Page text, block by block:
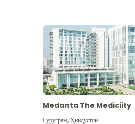
Medanta The Mediciity
Гуруграм,Ҳиндустон